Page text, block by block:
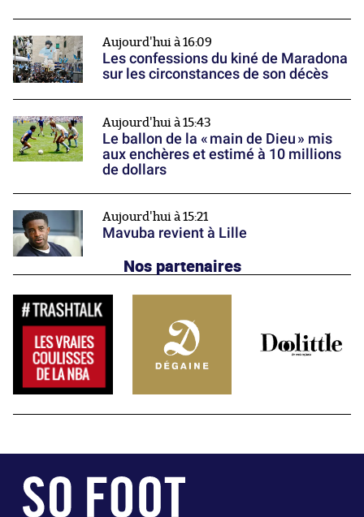
Aujourd'hui à 16:09
Les confessions du kiné de Maradona
sur les circonstances de son décès
Aujourd'hui à 15:43
Le ballon de la « main de Dieu » mis
aux enchères et estimé à 10 millions
de dollars
Aujourd'hui à 15:21
Mavuba revient à Lille
Nos partenaires